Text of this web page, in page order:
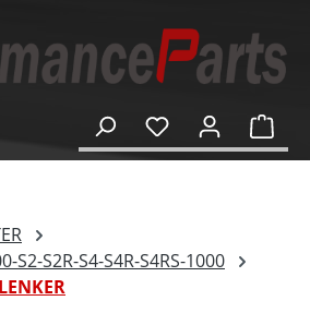
S2-S2R-S4-S4R-S4RS-1000